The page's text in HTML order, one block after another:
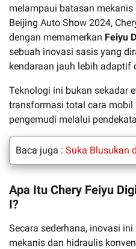
melampaui batasan
Beijing Auto Show 2024,
dengan memamerkan Feiyu
sebuah inovasi sasis yang
kendaraan jauh lebih adaptif
Teknologi ini bukan sekadar
transformasi total cara mobil
pengemudi melalui
Baca juga : Suka Blusukan
Apa Itu Chery Feiyu
I?
Secara sederhana, inovasi
mekanis dan hidraulis